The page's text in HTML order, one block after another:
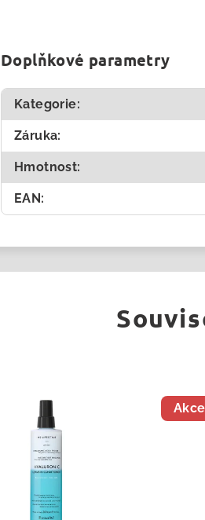
Doplňkové parametry
Kategorie:
Záruka:
Hmotnost:
EAN:
Akce